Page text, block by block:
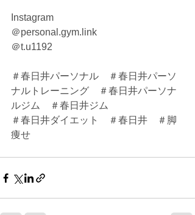
Instagram
＠personal.gym.link
＠t.u1192
＃春日井パーソナル　＃春日井パーソ
ナルトレーニング　＃春日井パーソナ
ルジム　＃春日井ジム
＃春日井ダイエット　＃春日井　＃脚
痩せ